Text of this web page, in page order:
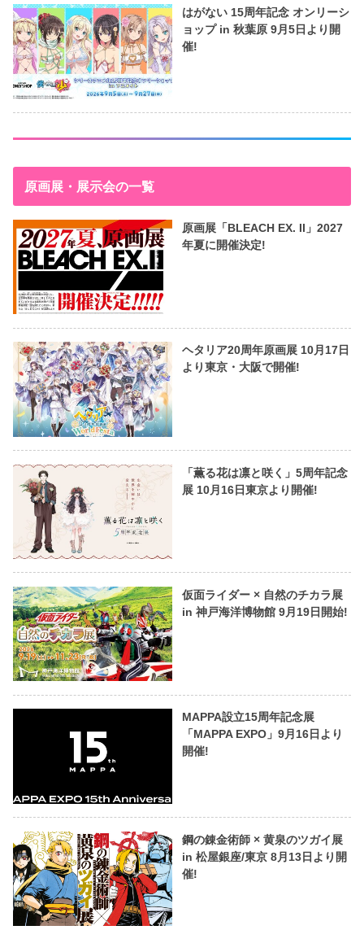
はがない 15周年記念 オンリーシ
ョップ in 秋葉原 9月5日より開
催!
原画展・展示会の一覧
原画展「BLEACH EX. II」2027
年夏に開催決定!
ヘタリア20周年原画展 10月17日
より東京・大阪で開催!
「薫る花は凛と咲く」5周年記念
展 10月16日東京より開催!
仮面ライダー × 自然のチカラ展
in 神戸海洋博物館 9月19日開始!
MAPPA設立15周年記念展
「MAPPA EXPO」9月16日より
開催!
鋼の錬金術師 × 黄泉のツガイ展
in 松屋銀座/東京 8月13日より開
催!